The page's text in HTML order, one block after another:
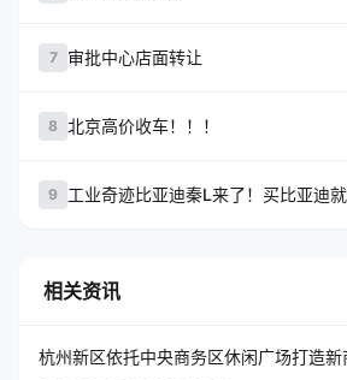
7 审批中心店面转让
8 北京高价收车！！！
9 工业奇迹比亚迪秦L来了！买比亚迪
相关资讯
杭州新区依托中央商务区休闲广场打造